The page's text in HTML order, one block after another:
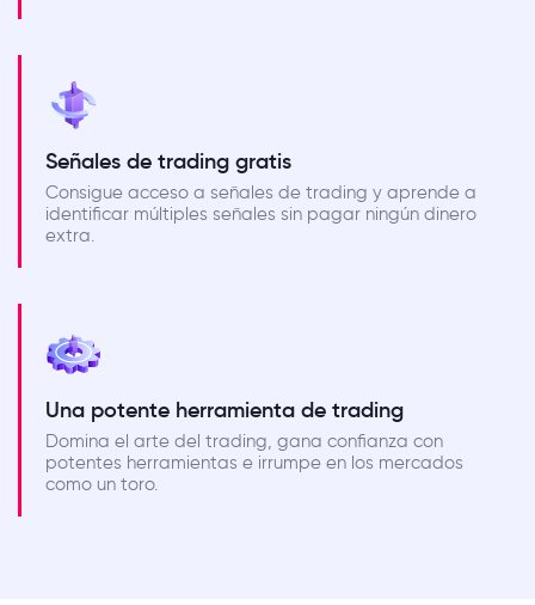
Señales de trading gratis
Consigue acceso a señales de trading y aprende a
identificar múltiples señales sin pagar ningún dinero
extra.
Una potente herramienta de trading
Domina el arte del trading, gana confianza con
potentes herramientas e irrumpe en los mercados
como un toro.